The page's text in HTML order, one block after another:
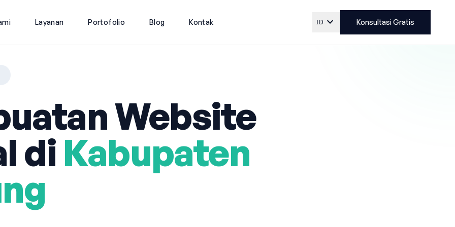
Layanan Portofolio Blog Kontak ID expand_more Konsultasi Gratis
Website
di Kabupaten